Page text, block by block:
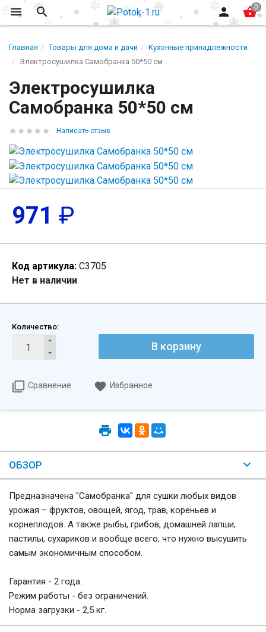
Главная Товары для дома и дачи
Кухонные принадлежности
Электросушилка Самобранка 50*50 см
Электросушилка
Самобранка 50*50 см
Написать отзыв
971 ₽
Код артикула: С3705
Нет в наличии
Количество:
В корзину
Сравнение Избранное
ОБЗОР
Предназначена "Самобранка" для сушки любых видов
урожая – фруктов, овощей, ягод, трав, кореньев и
корнеплодов. А также рыбы, грибов, домашней лапши,
пастилы, сухариков и вообще всего, что нужно высушить
самым экономичным способом.
Гарантия - 2 года.
Режим работы - без ограничений.
Норма загрузки - 2,5 кг.